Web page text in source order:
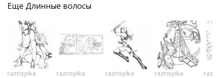
Еще Длинные волосы
razrisyika razrisyika razrisyika razrisyika